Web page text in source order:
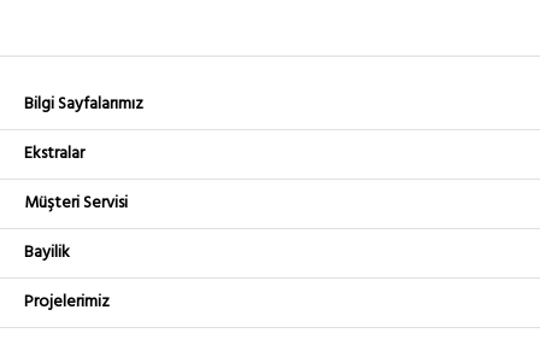
Bilgi Sayfalarımız
Ekstralar
Müşteri Servisi
Bayilik
Projelerimiz